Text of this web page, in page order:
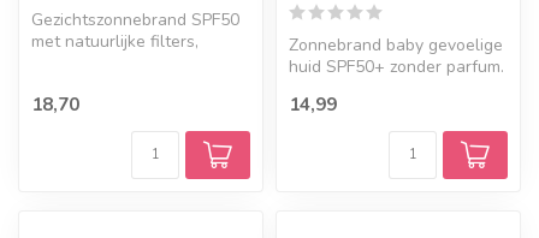
Gezichtszonnebrand SPF50
met natuurlijke filters,
18,70
Zonnebrand baby gevoelige
huid SPF50+ zonder parfum.
14,99